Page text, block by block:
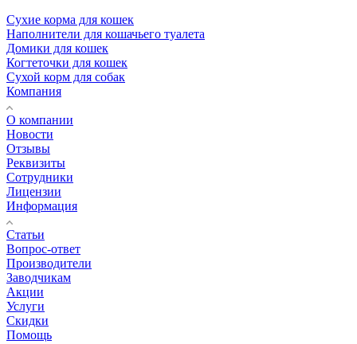
Сухие корма для кошек
Наполнители для кошачьего туалета
Домики для кошек
Когтеточки для кошек
Сухой корм для собак
Компания
О компании
Новости
Отзывы
Реквизиты
Сотрудники
Лицензии
Информация
Статьи
Вопрос-ответ
Производители
Заводчикам
Акции
Услуги
Скидки
Помощь